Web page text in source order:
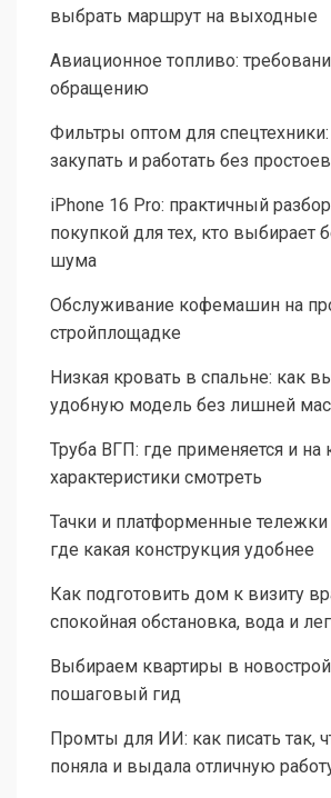
выбрать маршрут на выходные
Авиационное топливо:
обращению
Фильтры оптом для
закупать и работать без простоев
iPhone 16 Pro: практичный
покупкой для тех, кто выбирает
шума
Обслуживание кофемашин на
стройплощадке
Низкая кровать в спальне: как
удобную модель без лишней
Труба ВГП: где применяется и на
характеристики смотреть
Тачки и платформенные тележки
где какая конструкция удобнее
Как подготовить дом к визиту
спокойная обстановка, вода и
Выбираем квартиры в
пошаговый гид
Промты для ИИ: как писать так,
поняла и выдала отличную